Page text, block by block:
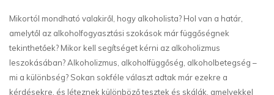
Mikortól mondható valakiről, hogy alkoholista? Hol van a határ,
amelytől az alkoholfogyasztási szokások már függőségnek
tekinthetőek? Mikor kell segítséget kérni az alkoholizmus
leszokásában? Alkoholizmus, alkoholfüggőség, alkoholbetegség –
mi a különbség? Sokan sokféle választ adtak már ezekre a
kérdésekre, és léteznek különböző tesztek és skálák, amelyekkel